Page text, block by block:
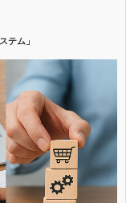
テム」